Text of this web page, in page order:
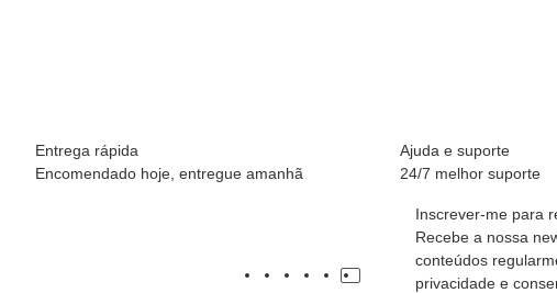
Entrega rápida
Encomendado hoje, entregue amanhã
Ajuda e suporte
24/7 melhor suporte
Inscrever-me para
Recebe a nossa
conteúdos
privacidade e